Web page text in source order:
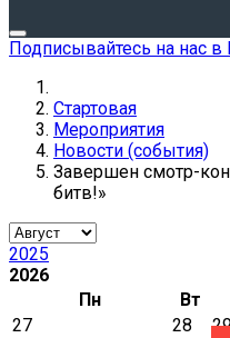
Подписывайтесь на нас
Стартовая
Мероприятия
Новости (события)
Завершен смотр-
битв!»
2025
2026
Пн
Вт
27
28